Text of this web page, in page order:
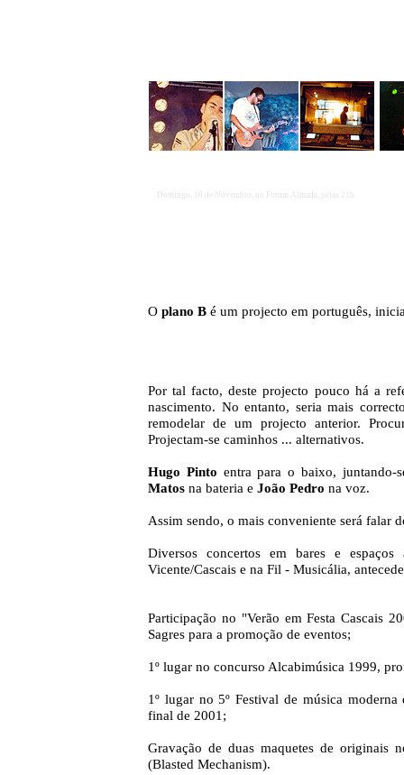
Domingo, 10 de Novembro, no Forum Almada, pelas 21h.
O plano B é um projecto em português,
Por tal facto, deste projecto pouco há a
nascimento. No entanto, seria mais
remodelar de um projecto anterior.
Projectam-se caminhos ... alternativos.
Hugo Pinto entra para o baixo, juntando-
Matos na bateria e João Pedro na voz.
Assim sendo, o mais conveniente será falar
Diversos concertos em bares e espaços
Vicente/Cascais e na Fil - Musicália,
Participação no "Verão em Festa Cascais
Sagres para a promoção de eventos;
1º lugar no concurso Alcabimúsica 1999,
1º lugar no 5º Festival de música
final de 2001;
Gravação de duas maquetes de originais
(Blasted Mechanism).